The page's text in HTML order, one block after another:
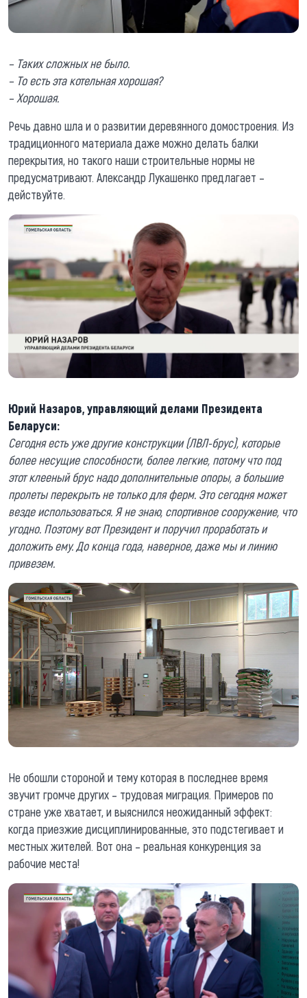
– Таких сложных не было.
– То есть эта котельная хорошая?
– Хорошая.
Речь давно шла и о развитии деревянного домостроения. Из
традиционного материала даже можно делать балки
перекрытия, но такого наши строительные нормы не
предусматривают. Александр Лукашенко предлагает –
действуйте.
Юрий Назаров, управляющий делами Президента
Беларуси:
Сегодня есть уже другие конструкции (ЛВЛ-брус), которые
более несущие способности, более легкие, потому что под
этот клееный брус надо дополнительные опоры, а большие
пролеты перекрыть не только для ферм. Это сегодня может
везде использоваться. Я не знаю, спортивное сооружение, что
угодно. Поэтому вот Президент и поручил проработать и
доложить ему. До конца года, наверное, даже мы и линию
привезем.
Не обошли стороной и тему которая в последнее время
звучит громче других – трудовая миграция. Примеров по
стране уже хватает, и выяснился неожиданный эффект:
когда приезжие дисциплинированные, это подстегивает и
местных жителей. Вот она – реальная конкуренция за
рабочие места!